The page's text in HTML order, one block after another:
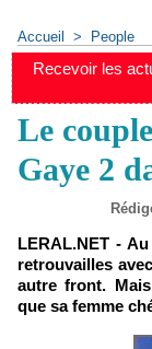
Accueil > People
Recevoir les
Le
Gaye 2
LERAL.NET -
retrouvailles
autre front.
que sa femme